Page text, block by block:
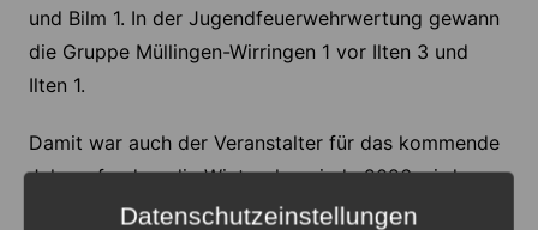
und Bilm 1. In der Jugendfeuerwehrwertung gewann
die Gruppe Müllingen-Wirringen 1 vor Ilten 3 und
Ilten 1.
Damit war auch der Veranstalter für das kommende
Jahr gefunden: die Winterolympiade 2026 wird von
der Jugendfeuerwehr Müllingen-Wirringen
Datenschutzeinstellungen